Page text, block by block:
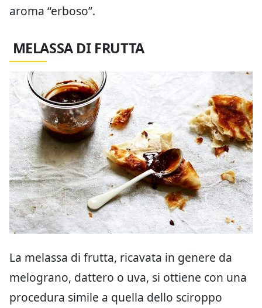
aroma “erboso”.
MELASSA DI FRUTTA
La melassa di frutta, ricavata in genere da
melograno, dattero o uva, si ottiene con una
procedura simile a quella dello sciroppo